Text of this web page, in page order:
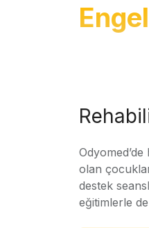
olan
destek
eğitimlerle